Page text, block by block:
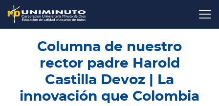
Pasar
contenido
principal
Columna de nuestro
rector padre Harold
Castilla Devoz | La
innovación que Colombia